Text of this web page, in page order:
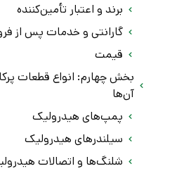
برند و اعتبار تأمین‌کننده
گارانتی و خدمات پس از
قیمت
بخش چهارم: انواع قطعات
آن‌ها
پمپ‌های هیدرولیک
سیلندرهای هیدرولیک
شلنگ‌ها و اتصالات